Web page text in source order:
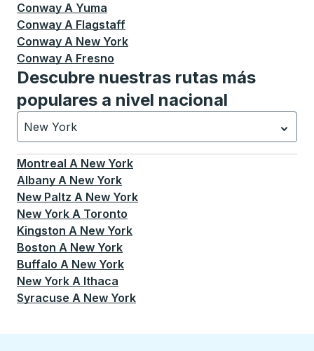
Conway A Yuma
Conway A Flagstaff
Conway A New York
Conway A Fresno
Descubre nuestras rutas más
populares a nivel nacional
New York
Currently selected: New York.La selección está
Montreal A New York
Albany A New York
New Paltz A New York
New York A Toronto
Kingston A New York
Boston A New York
Buffalo A New York
New York A Ithaca
Syracuse A New York